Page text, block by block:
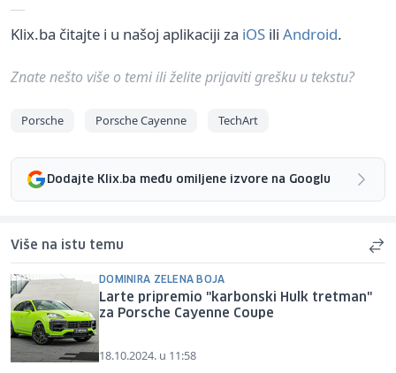
Klix.ba čitajte i u našoj aplikaciji za iOS ili Android.
Znate nešto više o temi ili želite prijaviti grešku u tekstu?
Porsche Porsche Cayenne TechArt
Dodajte Klix.ba među omiljene izvore na Googlu
Više na istu temu
DOMINIRA ZELENA BOJA
Larte pripremio "karbonski Hulk tretman"
za Porsche Cayenne Coupe
18.10.2024. u 11:58